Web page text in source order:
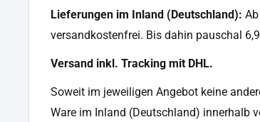
Motorradmarke: Universal
Produkttyp:
Lieferungen im Inland (Deutschland):
versandkostenfrei. Bis dahin pauschal
Versand inkl. Tracking mit DHL.
Soweit im jeweiligen Angebot keine
Ware im Inland (Deutschland) innerhalb